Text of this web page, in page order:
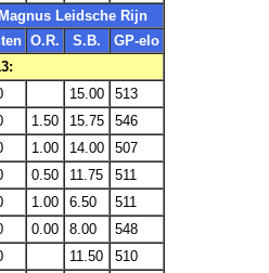
Leidsche Rijn
O.R. S.B.
GP-elo
15.00
513
1.50 15.75
546
1.00 14.00
507
0.50 11.75
511
1.00 6.50
511
0.00 8.00
548
11.50
510